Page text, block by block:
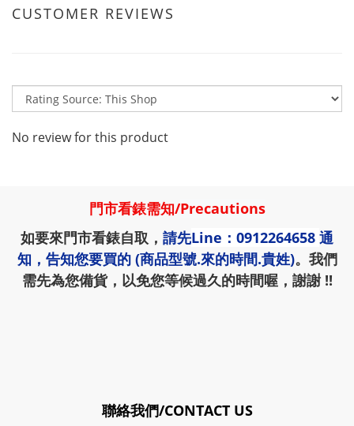
CUSTOMER REVIEWS
No review for this product
門市看錶需知/Precautions
如要來門市看錶自取， 請先Line：0912264658 通
知，告知您要買的 (商品型號.來的時間.貴姓)。我們
需先為您備貨，以免您等候過久的時間喔，謝謝 !!
聯絡我們/CONTACT US